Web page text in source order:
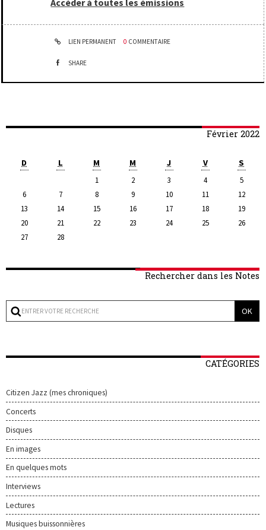
Février 2022
D L M M J V S
1 2 3 4
5
6
7 8 9 10 11
12
13
14 15 16 17 18
19
20
21 22 23 24 25
26
27
28
Rechercher dans les Notes
CATÉGORIES
Citizen Jazz (mes chroniques)
Concerts
Disques
En images
En quelques mots
Interviews
Lectures
Musiques buissonnières
LIEN PERMANENT 0 COMMENTAIRE
SHARE